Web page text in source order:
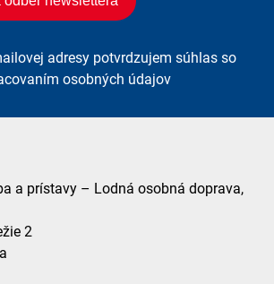
adresy potvrdzujem súhlas so
osobných údajov
a prístavy – Lodná osobná doprava,
2